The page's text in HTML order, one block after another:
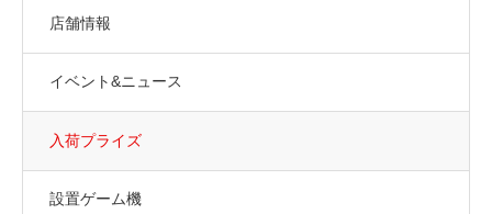
店舗情報
イベント&ニュース
入荷プライズ
設置ゲーム機